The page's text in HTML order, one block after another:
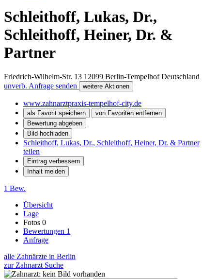
Schleithoff, Lukas, Dr.,
Schleithoff, Heiner, Dr. &
Partner
Friedrich-Wilhelm-Str. 13 12099 Berlin-Tempelhof Deutschland
unverb. Anfrage senden
weitere Aktionen
www.zahnarztpraxis-tempelhof-city.de
als Favorit speichern
von Favoriten entfernen
Bewertung abgeben
Bild hochladen
Schleithoff, Lukas, Dr., Schleithoff, Heiner, Dr. & Partner
teilen
Eintrag verbessern
Inhalt melden
1 Bew.
Übersicht
Lage
Fotos 0
Bewertungen 1
Anfrage
alle Zahnärzte in Berlin
zur Zahnarzt Suche